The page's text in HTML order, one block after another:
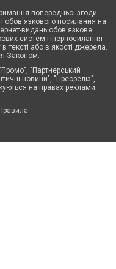
попередньої згоди
обов'язкового посилання на
видань обов'язкове
систем гіперпосилання
тексті або в якості джерела.
Законом.
"Партнерський
новини", "Пресреліз",
на правах реклами.
Правила